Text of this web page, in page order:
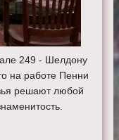
249 - Шелдону
на работе Пенни
решают любой